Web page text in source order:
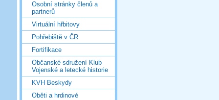
Osobní stránky členů a
partnerů
Virtuální hřbitovy
Pohřebiště v ČR
Fortifikace
Občanské sdružení Klub
Vojenské a letecké historie
KVH Beskydy
Oběti a hrdinové